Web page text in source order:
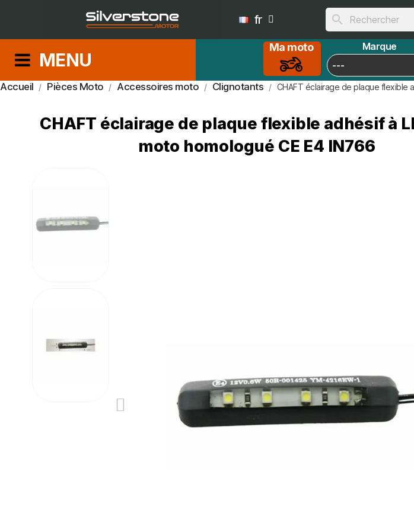
fr search
MENU
Ma moto Marque
Accueil Pièces Moto Accessoires moto Clignotants CHAFT éclairage de plaque flexible
CHAFT éclairage de plaque flexible adhésif à
moto homologué CE E4 IN766